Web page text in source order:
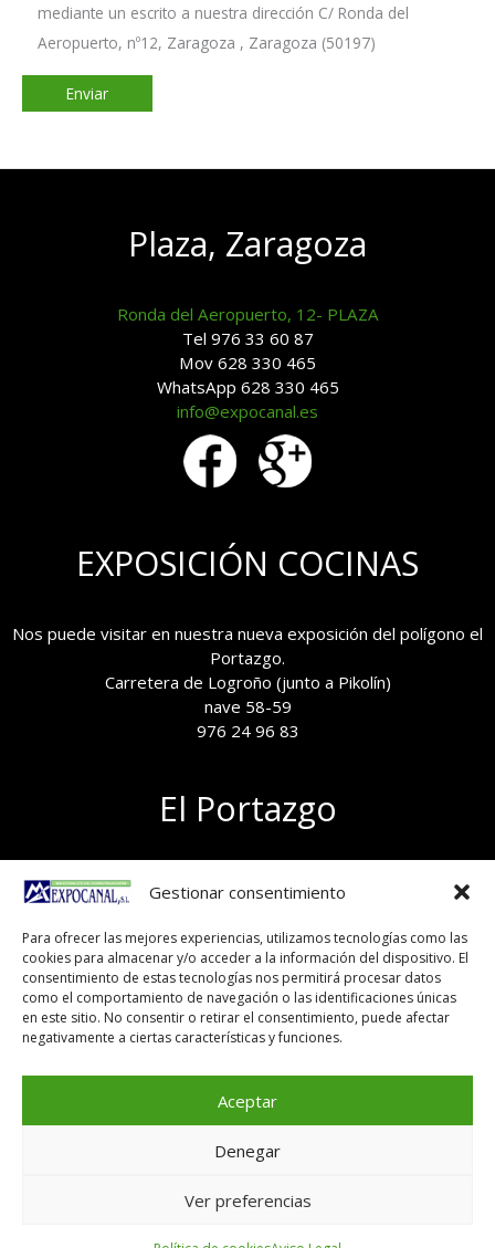
Gestionar consentimiento
Para ofrecer las mejores experiencias, utilizamos tecnologías como las
cookies para almacenar y/o acceder a la información del dispositivo. El
consentimiento de estas tecnologías nos permitirá procesar datos
como el comportamiento de navegación o las identificaciones únicas
en este sitio. No consentir o retirar el consentimiento, puede afectar
negativamente a ciertas características y funciones.
Aceptar
Denegar
Ver preferencias
mediante un escrito a nuestra dirección C/ Ronda del
Aeropuerto, nº12, Zaragoza , Zaragoza (50197)
Plaza, Zaragoza
Ronda del Aeropuerto, 12- PLAZA
Tel 976 33 60 87
Mov 628 330 465
WhatsApp 628 330 465
info@expocanal.es
EXPOSICIÓN COCINAS
Nos puede visitar en nuestra nueva exposición del polígono el
Portazgo.
Carretera de Logroño (junto a Pikolín)
nave 58-59
976 24 96 83
El Portazgo
Polígono el Portazgo, nave 59
50011 Zaragoza
Tel 976 24 96 83
exposicion@expocanal.es
Aviso Legal
Política de cookies